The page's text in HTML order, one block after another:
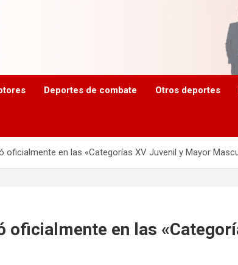
Deportes de combate Otros deportes
oficialmente en las «Categorías XV Juvenil y Mayor
oficialmente en las